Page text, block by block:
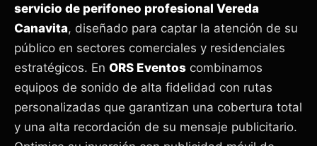
servicio de perifoneo profesional Vereda
Canavita, diseñado para captar la atención de su
público en sectores comerciales y residenciales
estratégicos. En ORS Eventos combinamos
equipos de sonido de alta fidelidad con rutas
personalizadas que garantizan una cobertura total
y una alta recordación de su mensaje publicitario.